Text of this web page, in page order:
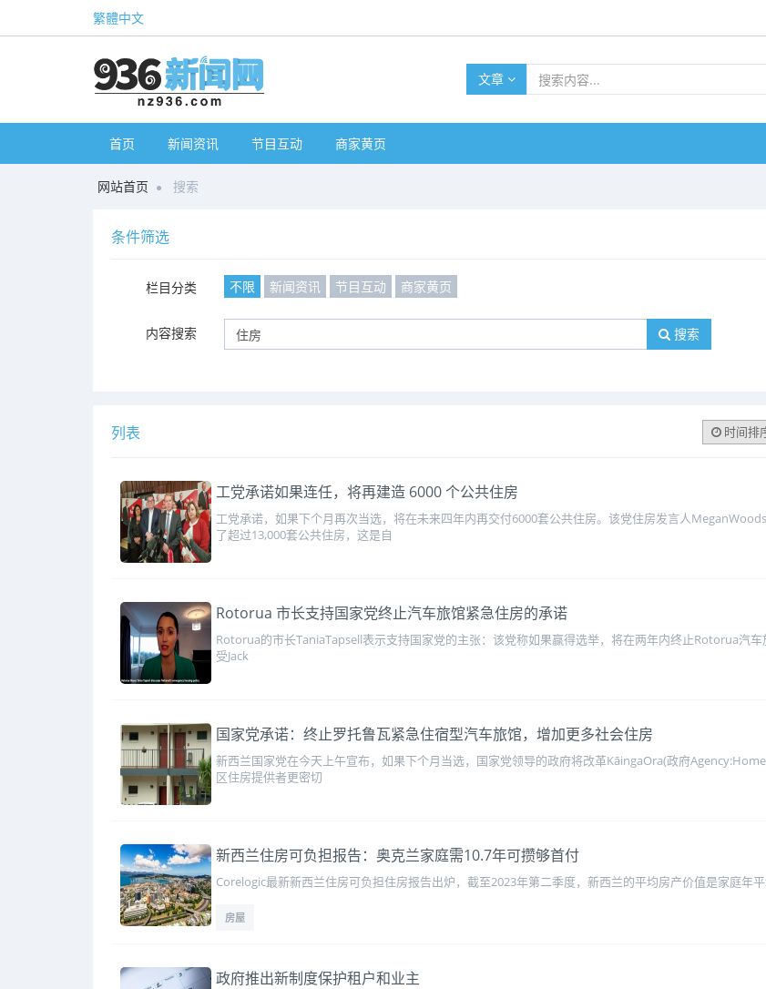
繁體中文
文章
首页 新闻资讯 节目互动 商家黄页
网站首页 搜索
条件筛选
栏目分类 不限 新闻资讯 节目互动 商家黄页
内容搜索 搜索
列表 时间排
工党承诺如果连任，将再建造 6000 个公共住房
工党承诺，如果下个月再次当选，将在未来四年内再交付6000套公共住房。该党住房发言人
了超过13,000套公共住房，这是自
Rotorua 市长支持国家党终止汽车旅馆紧急住房的承诺
Rotorua的市长TaniaTapsell表示支持国家党的主张：该党称如果赢得选举，将在两年内终止Rotorua汽
受Jack
国家党承诺：终止罗托鲁瓦紧急住宿型汽车旅馆，增加更多社会住房
新西兰国家党在今天上午宣布，如果下个月当选，国家党领导的政府将改革KāingaOra(政府
区住房提供者更密切
新西兰住房可负担报告：奥克兰家庭需10.7年可攒够首付
Corelogic最新新西兰住房可负担住房报告出炉，截至2023年第二季度，新西兰的平均房产价值是家庭年
房屋
政府推出新制度保护租户和业主